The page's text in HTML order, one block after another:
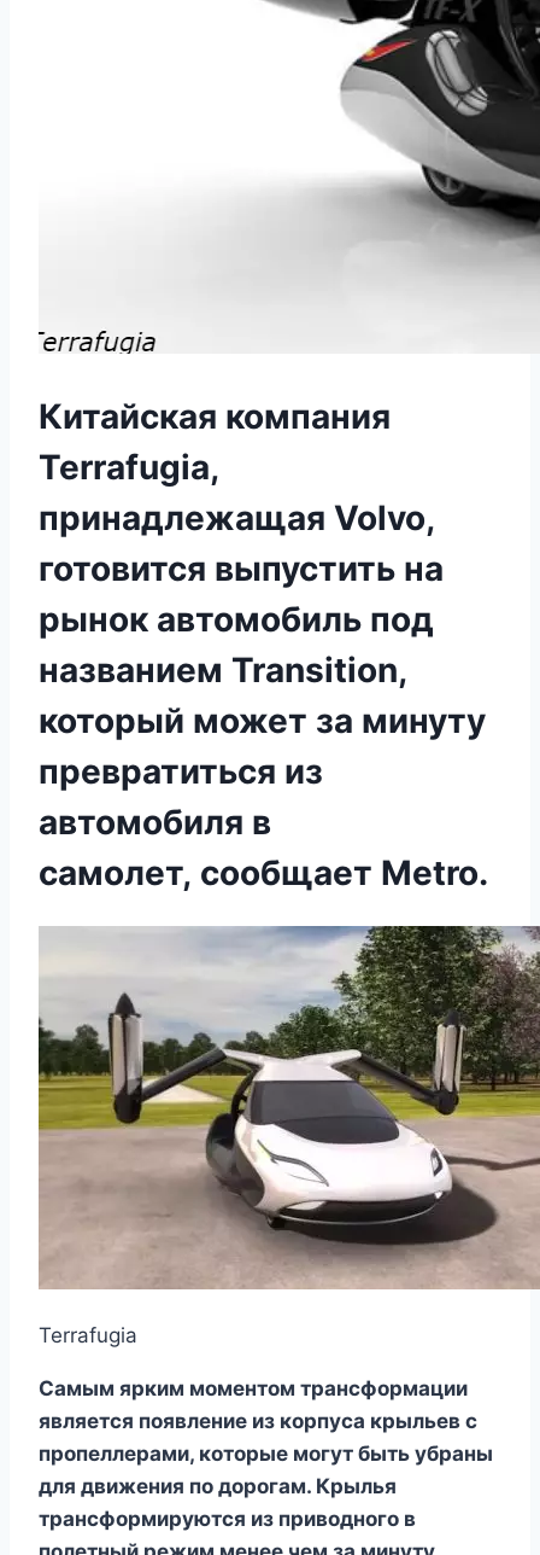
Китайская компания
Terrafugia,
принадлежащая Volvo,
готовится выпустить на
рынок автомобиль под
названием Transition,
который может за минуту
превратиться из
автомобиля в
самолет, сообщает Metro.
Terrafugia
Самым ярким моментом трансформации
является появление из корпуса крыльев с
пропеллерами, которые могут быть убраны
для движения по дорогам. Крылья
трансформируются из приводного в